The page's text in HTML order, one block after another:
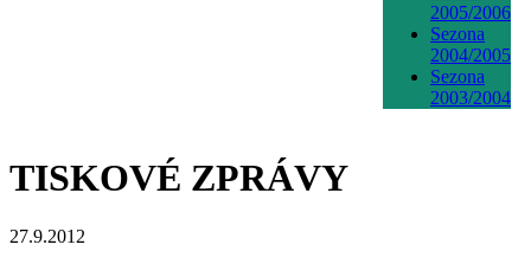
2005/2006
Sezona
2004/2005
Sezona
2003/2004
TISKOVÉ ZPRÁVY
27.9.2012